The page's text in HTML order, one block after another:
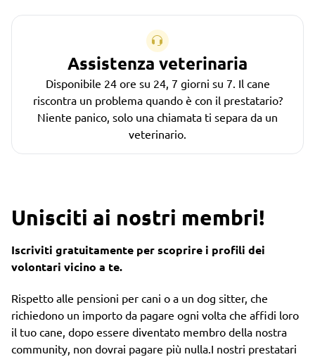
Assistenza veterinaria
Disponibile 24 ore su 24, 7 giorni su 7. Il cane
riscontra un problema quando è con il prestatario?
Niente panico, solo una chiamata ti separa da un
veterinario.
Unisciti ai nostri membri!
Iscriviti gratuitamente per scoprire i profili dei
volontari vicino a te.
Rispetto alle pensioni per cani o a un dog sitter, che
richiedono un importo da pagare ogni volta che affidi loro
il tuo cane, dopo essere diventato membro della nostra
community, non dovrai pagare più nulla.I nostri prestatari